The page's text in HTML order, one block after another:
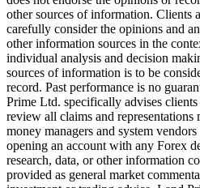
other sources of information. Clients
carefully consider the opinions and
other information sources in the
individual analysis and decision
sources of information is to be
record. Past performance is no
Prime Ltd. specifically advises
review all claims and representations
money managers and system
opening an account with any Forex
research, data, or other information
provided as general market